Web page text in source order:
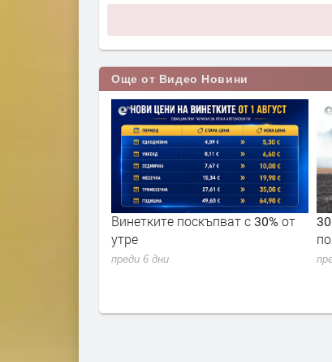
Още от Видео Новини
Винетките поскъпват с 30% от
утре
преди 6 дни